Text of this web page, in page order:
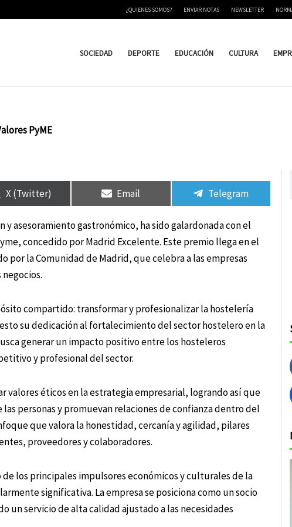
¿QUIENES SOMOS? ENVIAR NOTAS NEWSLETTER
SOCIEDAD DEPORTE EDUCACIÓN CULTURA
PyME
en
X (Twitter)
en
Email
en
Telegram
asesoramiento gastronómico, ha sido galardonada con el
concedido por Madrid Excelente. Este premio llega en el
por la Comunidad de Madrid, que celebra a las empresas
compartido: transformar y profesionalizar la hostelería
su dedicación al fortalecimiento del sector hostelero en la
generar un impacto positivo entre los hosteleros
y profesional del sector.
éticos en la estrategia empresarial, logrando así que
personas y promuevan relaciones de confianza dentro del
que valora la honestidad, cercanía y agilidad, pilares
proveedores y colaboradores.
los principales impulsores económicos y culturales de la
significativa. La empresa se posiciona como un socio
un servicio de alta calidad ajustado a las necesidades
en en en